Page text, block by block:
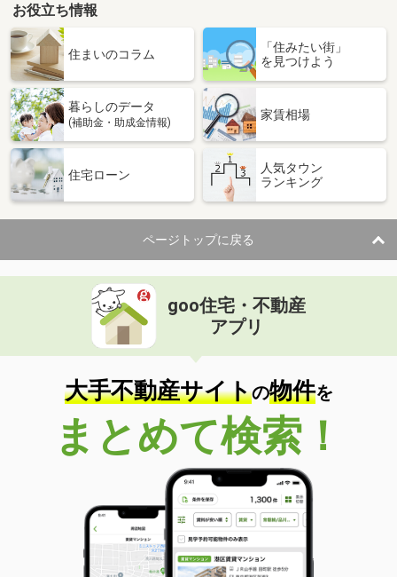
宮城県仙台市泉区南光台７丁目
価 格
0.55万円
宮城県仙台市泉区南光台７丁目
物件種別 貸駐車場
使用面積
宮城県仙台市宮城野区榴岡５丁目
21.45万円
住 所
宮城県仙台市宮城野区榴岡５丁目
物件種別 貸店舗（建物一部）
使用面積 67m²
宮城県仙台市宮城野区榴岡３丁目
価 格
49.50万円
住 所
宮城県仙台市宮城野区榴岡３丁目
物件種別 貸事務所
使用面積
294.72m²
宮城県仙台市泉区長命ケ丘１丁目
価 格
11.10万円
宮城県仙台市泉区長命ケ丘１丁目
貸事務所
使用面積 54m²
宮城県仙台市青葉区柏木２丁目
お役立ち情報
住まいのコラム
「住みたい街」
を見つけよう
暮らしのデータ
(補助金・助成金情報)
家賃相場
住宅ローン
人気タウン
ランキング
ページトップに戻る
goo住宅・不動産
アプリ
大手不動産サイトの物件を
まとめて検索！